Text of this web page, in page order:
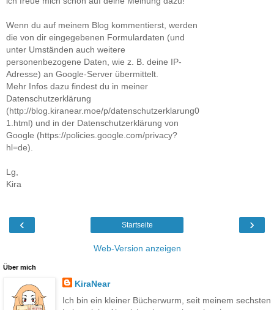
Wenn du auf meinem Blog kommentierst, werden
die von dir eingegebenen Formulardaten (und
unter Umständen auch weitere
personenbezogene Daten, wie z. B. deine IP-
Adresse) an Google-Server übermittelt.
Mehr Infos dazu findest du in meiner
Datenschutzerklärung
(http://blog.kiranear.moe/p/datenschutzerklarung0
1.html) und in der Datenschutzerklärung von
Google (https://policies.google.com/privacy?
hl=de).
Lg,
Kira
‹ ›
Startseite
Web-Version anzeigen
Über mich
KiraNear
Ich bin ein kleiner Bücherwurm, seit meinem sechsten